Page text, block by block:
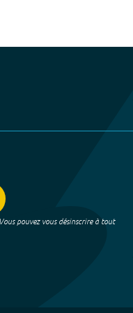
pouvez vous désinscrire à tout